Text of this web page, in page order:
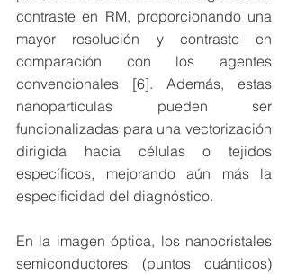
contraste en RM, proporcionando una
mayor resolución y contraste en
comparación con los agentes
convencionales [6]. Además, estas
nanopartículas pueden ser
funcionalizadas para una vectorización
dirigida hacia células o tejidos
específicos, mejorando aún más la
especificidad del diagnóstico.
En la imagen óptica, los nanocristales
semiconductores (puntos cuánticos)